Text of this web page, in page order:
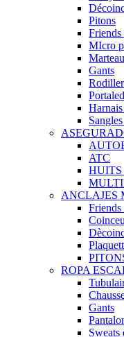
Pitons
MIcro
Gants
ATC
HUITS
ANCLAJES
ROPA
Gants
Sweats